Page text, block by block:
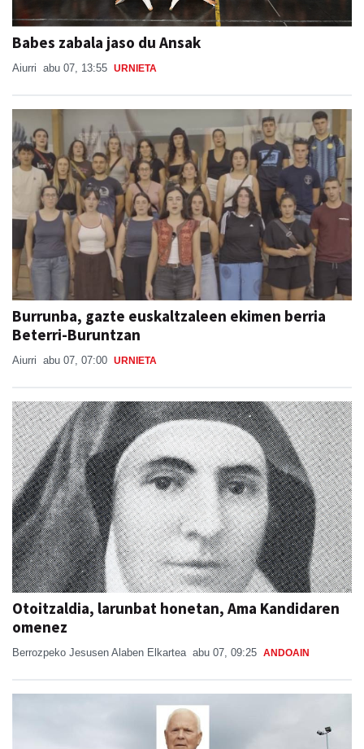
Babes zabala jaso du Ansak
Aiurri abu 07, 13:55 URNIETA
Burrunba, gazte euskaltzaleen ekimen berria
Beterri-Buruntzan
Aiurri abu 07, 07:00 URNIETA
Otoitzaldia, larunbat honetan, Ama Kandidaren
omenez
Berrozpeko Jesusen Alaben Elkartea abu 07, 09:25 ANDOAIN